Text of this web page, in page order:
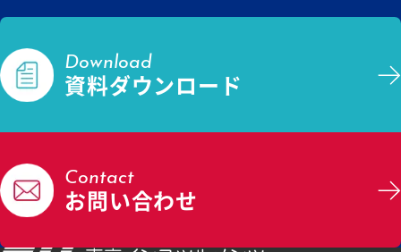
Download
資料ダウンロード
Contact
お問い合わせ